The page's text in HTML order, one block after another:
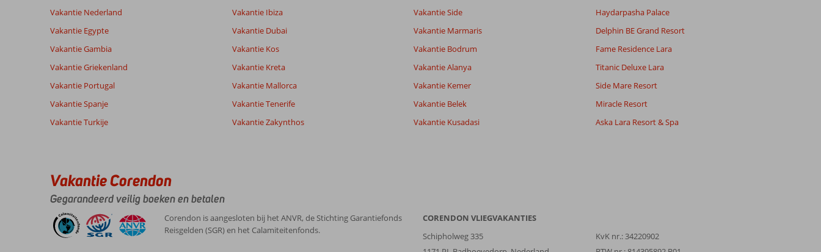
Vakantie Nederland
Vakantie Egypte
Vakantie Gambia
Vakantie Griekenland
Vakantie Portugal
Vakantie Spanje
Vakantie Turkije
Vakantie Ibiza
Vakantie Dubai
Vakantie Kos
Vakantie Kreta
Vakantie Mallorca
Vakantie Tenerife
Vakantie Zakynthos
Vakantie Side
Vakantie Marmaris
Vakantie Bodrum
Vakantie Alanya
Vakantie Kemer
Vakantie Belek
Vakantie Kusadasi
Haydarpasha Palace
Delphin BE Grand Resort
Fame Residence Lara
Titanic Deluxe Lara
Side Mare Resort
Miracle Resort
Aska Lara Resort & Spa
Vakantie Corendon
Gegarandeerd veilig boeken en betalen
Corendon is aangesloten bij het ANVR, de Stichting Garantiefonds
Reisgelden (SGR) en het Calamiteitenfonds.
CORENDON VLIEGVAKANTIES
Schipholweg 335
KvK nr.: 34220902